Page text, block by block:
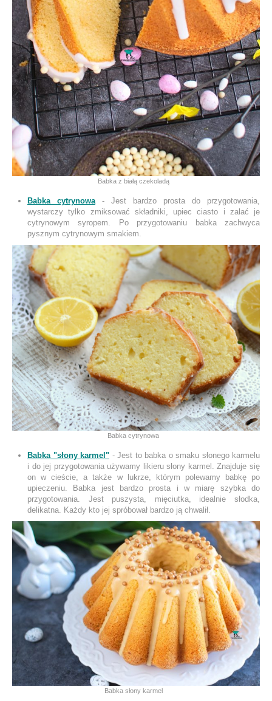
Babka z białą czekoladą
Babka cytrynowa- Jest bardzo prosta do przygotowania,
wystarczy tylko zmiksować składniki, upiec ciasto i zalać je
cytrynowym syropem. Po przygotowaniu babka zachwyca
pysznym cytrynowym smakiem.
Babka cytrynowa
Babka "słony karmel" - Jest to babka o smaku słonego karmelu
i do jej przygotowania używamy likieru słony karmel. Znajduje się
on w cieście, a także w lukrze, którym polewamy babkę po
upieczeniu. Babka jest bardzo prosta i w miarę szybka do
przygotowania. Jest puszysta, mięciutka, idealnie słodka,
delikatna. Każdy kto jej spróbował bardzo ją chwalił.
Babka słony karmel